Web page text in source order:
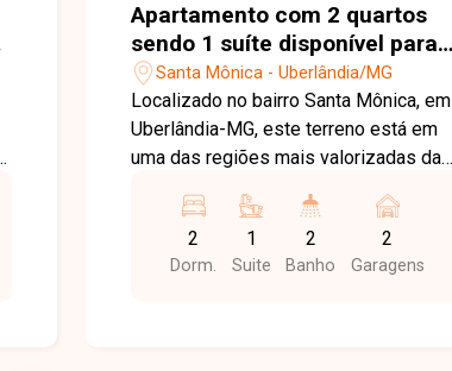
Apartamento com 2 quartos
sendo 1 suíte disponível para
venda no bairro Santa Mônica
em Uberlândia-MG
Santa Mônica - Uberlândia/MG
Localizado no bairro Santa Mônica, em
Uberlândia-MG, este terreno está em
uma das regiões mais valorizadas da
fácil acesso às principais avenidas. A
localização oferece proximidade com
supermercados, escolas,
2
Dorm.
1
Suite
2
Banho
2
Garagens